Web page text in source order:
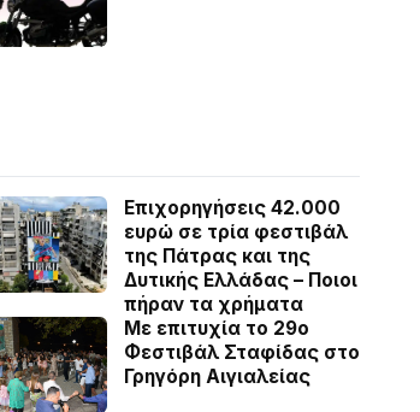
Επιχορηγήσεις 42.000
ευρώ σε τρία φεστιβάλ
της Πάτρας και της
Δυτικής Ελλάδας – Ποιοι
πήραν τα χρήματα
Με επιτυχία το 29ο
Φεστιβάλ Σταφίδας στο
Γρηγόρη Aιγιαλείας